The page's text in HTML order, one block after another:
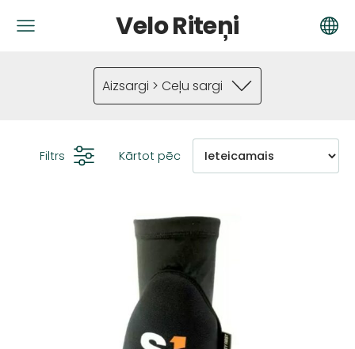
Velo Riteņi
Aizsargi > Ceļu sargi
Filtrs Kārtot pēc